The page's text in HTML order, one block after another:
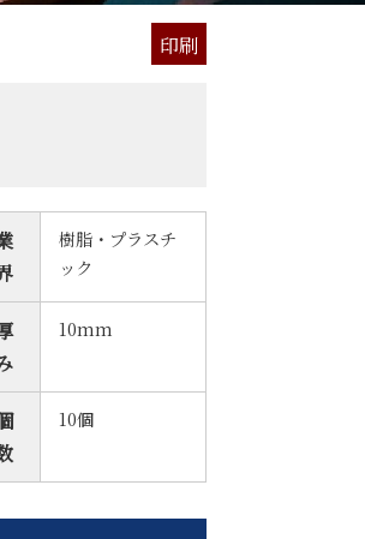
印刷
樹脂・プラスチ
ック
10mm
10個